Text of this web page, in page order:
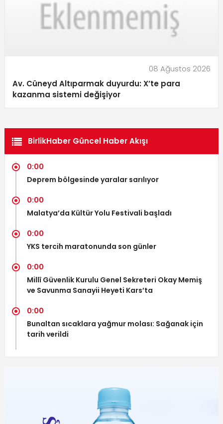
08 Ağustos 2026
Av. Cüneyd Altıparmak duyurdu: X’te para
kazanma sistemi değişiyor
BirlikHaber Güncel Haber Akışı
0:00
Deprem bölgesinde yaralar sarılıyor
0:00
Malatya’da Kültür Yolu Festivali başladı
0:00
YKS tercih maratonunda son günler
0:00
Millî Güvenlik Kurulu Genel Sekreteri Okay Memiş
ve Savunma Sanayii Heyeti Kars’ta
0:00
Bunaltan sıcaklara yağmur molası: Sağanak için
tarih verildi